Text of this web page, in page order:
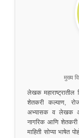
मुख्य
लेखक महाराष्ट्रातील
शेतकरी कल्याण,
अभ्यासक व लेखक
नागरिक आणि शेतकरी
माहिती सोप्या भाषेत